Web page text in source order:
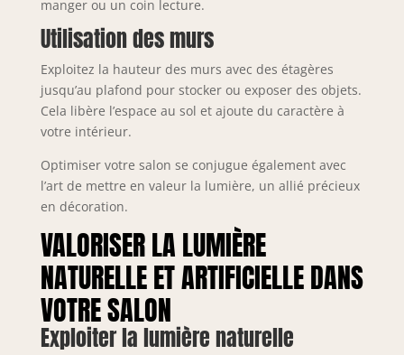
manger ou un coin lecture.
Utilisation des murs
Exploitez la hauteur des murs avec des étagères
jusqu’au plafond pour stocker ou exposer des objets.
Cela libère l’espace au sol et ajoute du caractère à
votre intérieur.
Optimiser votre salon se conjugue également avec
l’art de mettre en valeur la lumière, un allié précieux
en décoration.
VALORISER LA LUMIÈRE
NATURELLE ET ARTIFICIELLE DANS
VOTRE SALON
Exploiter la lumière naturelle